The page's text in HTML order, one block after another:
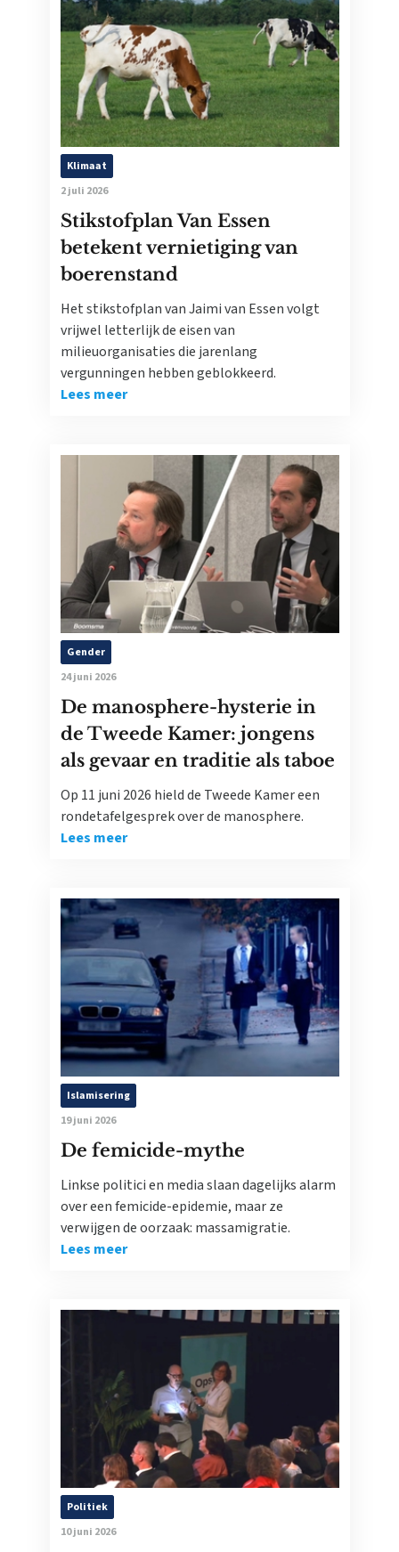
Klimaat
2 juli 2026
Stikstofplan Van Essen
betekent vernietiging van
boerenstand
Het stikstofplan van Jaimi van Essen volgt
vrijwel letterlijk de eisen van
milieuorganisaties die jarenlang
vergunningen hebben geblokkeerd.
Lees meer
Gender
24 juni 2026
De manosphere-hysterie in
de Tweede Kamer: jongens
als gevaar en traditie als taboe
Op 11 juni 2026 hield de Tweede Kamer een
rondetafelgesprek over de manosphere.
Lees meer
Islamisering
19 juni 2026
De femicide-mythe
Linkse politici en media slaan dagelijks alarm
over een femicide-epidemie, maar ze
verwijgen de oorzaak: massamigratie.
Lees meer
Politiek
10 juni 2026